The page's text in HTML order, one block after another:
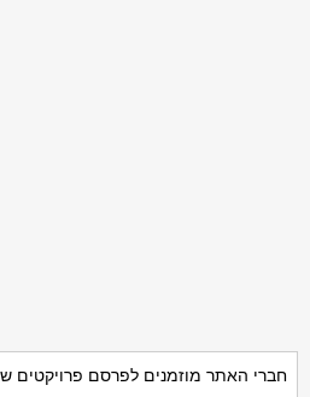
חברי האתר מוזמנים לפרסם פרויקטים